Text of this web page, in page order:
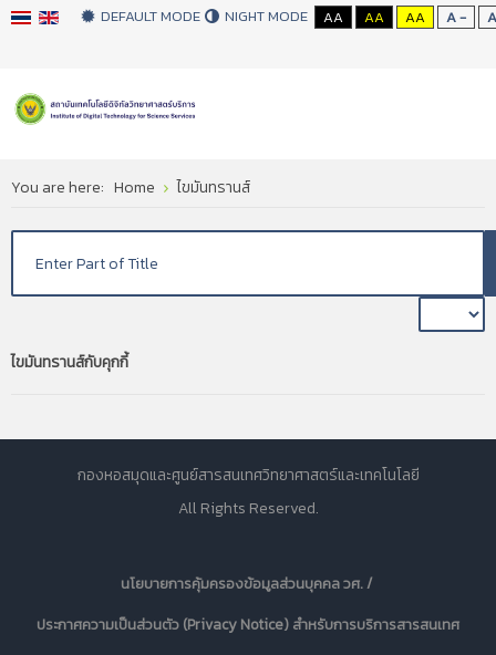
DEFAULT MODE NIGHT MODE AA AA AA A - A
You are here: Home ไขมันทรานส์
ไขมันทรานส์กับคุกกี้
กองหอสมุดและศูนย์สารสนเทศวิทยาศาสตร์และเทคโนโลยี
All Rights Reserved.
นโยบายการคุ้มครองข้อมูลส่วนบุคคล วศ. /
ประกาศความเป็นส่วนตัว (Privacy Notice) สำหรับการบริการสารสนเทศ